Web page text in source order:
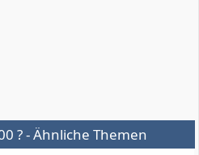
? - Ähnliche Themen